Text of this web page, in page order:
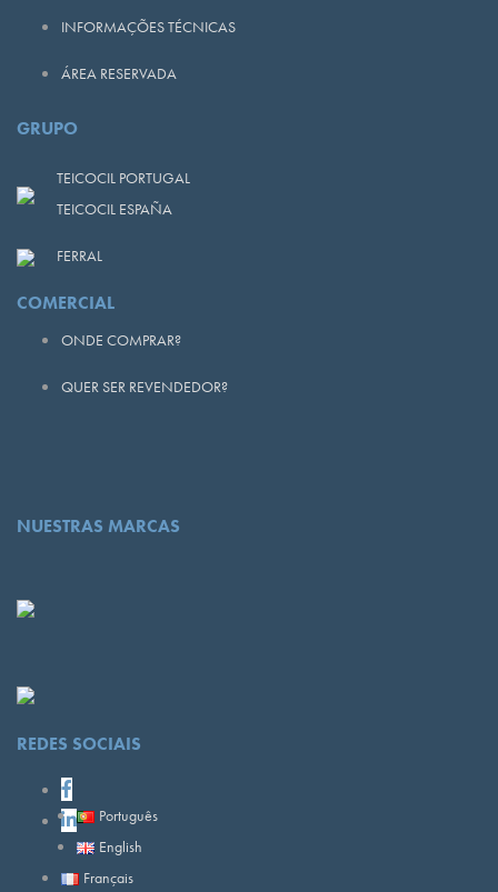
INFORMAÇÕES TÉCNICAS
ÁREA RESERVADA
GRUPO
TEICOCIL PORTUGAL
TEICOCIL ESPAÑA
FERRAL
COMERCIAL
ONDE COMPRAR?
QUER SER REVENDEDOR?
NUESTRAS MARCAS
REDES SOCIAIS
Português
English
Français